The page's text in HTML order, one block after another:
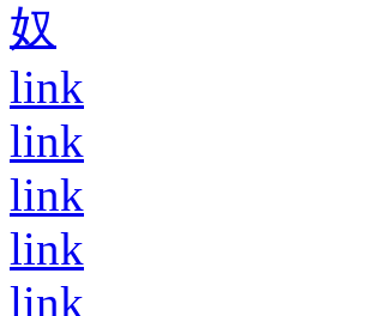
奴
link
link
link
link
link